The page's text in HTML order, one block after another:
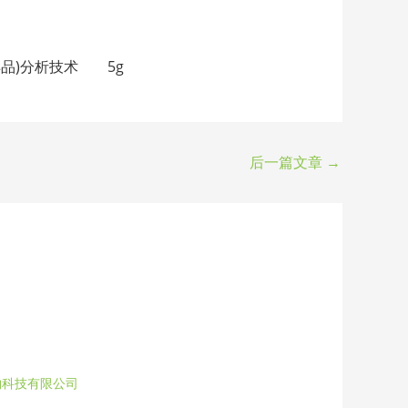
品)分析技术 5g
后一篇文章 →
技有限公司